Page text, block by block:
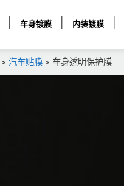
车身镀膜 内装镀膜
> 汽车贴膜 > 车身透明保护膜